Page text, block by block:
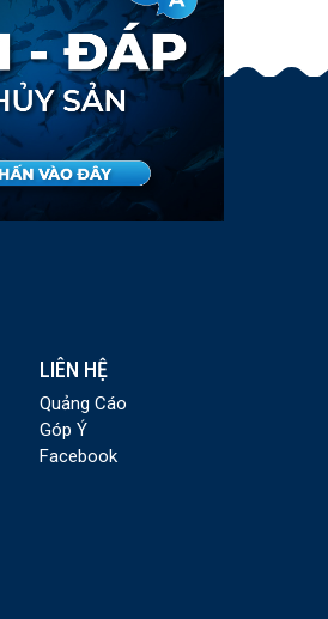
LIÊN HỆ
Quảng Cáo
Góp Ý
Facebook